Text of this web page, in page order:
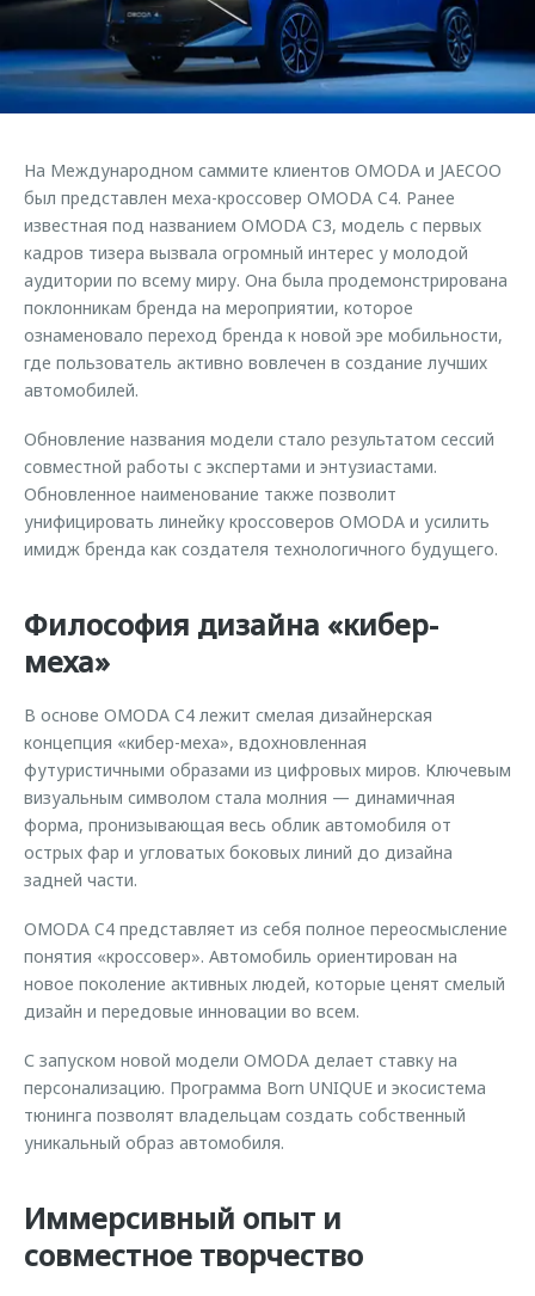
Страхование
Кредитный калькулятор
Оригинальные аксессуары
Запчасти
Трейд-ин
Калькулятор трейд-ин
Руководства по эксплуатации
Клиентская поддержка
Приложение O&J
Аксессуары
Одежда и сувениры
Оригинальные аксессуары
Обратная связь
На Международном саммите клиентов OMODA и JAECOO
был представлен меха-кроссовер OMODA C4. Ранее
известная под названием OMODA C3, модель с первых
кадров тизера вызвала огромный интерес у молодой
аудитории по всему миру. Она была продемонстрирована
поклонникам бренда на мероприятии, которое
ознаменовало переход бренда к новой эре мобильности,
где пользователь активно вовлечен в создание лучших
автомобилей.
Обновление названия модели стало результатом сессий
совместной работы с экспертами и энтузиастами.
Обновленное наименование также позволит
унифицировать линейку кроссоверов OMODA и усилить
имидж бренда как создателя технологичного будущего.
Философия дизайна «кибер-
меха»
В основе OMODA C4 лежит смелая дизайнерская
концепция «кибер-меха», вдохновленная
футуристичными образами из цифровых миров. Ключевым
визуальным символом стала молния — динамичная
форма, пронизывающая весь облик автомобиля от
острых фар и угловатых боковых линий до дизайна
задней части.
OMODA C4 представляет из себя полное переосмысление
понятия «кроссовер». Автомобиль ориентирован на
новое поколение активных людей, которые ценят смелый
дизайн и передовые инновации во всем.
С запуском новой модели OMODA делает ставку на
персонализацию. Программа Born UNIQUE и экосистема
тюнинга позволят владельцам создать собственный
уникальный образ автомобиля.
Иммерсивный опыт и
совместное творчество